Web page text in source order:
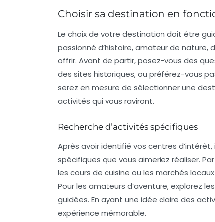
Choisir sa destination en
Le choix de votre destination doit être
passionné d’histoire, amateur de nature,
offrir. Avant de partir, posez-vous des
des sites historiques, ou préférez-vous
serez en mesure de sélectionner une
activités qui vous raviront.
Recherche d’activités spécifiques
Après avoir identifié vos centres
spécifiques que vous aimeriez réaliser.
les cours de cuisine ou les marchés
Pour les amateurs d’aventure, explorez
guidées. En ayant une idée claire des
expérience mémorable.